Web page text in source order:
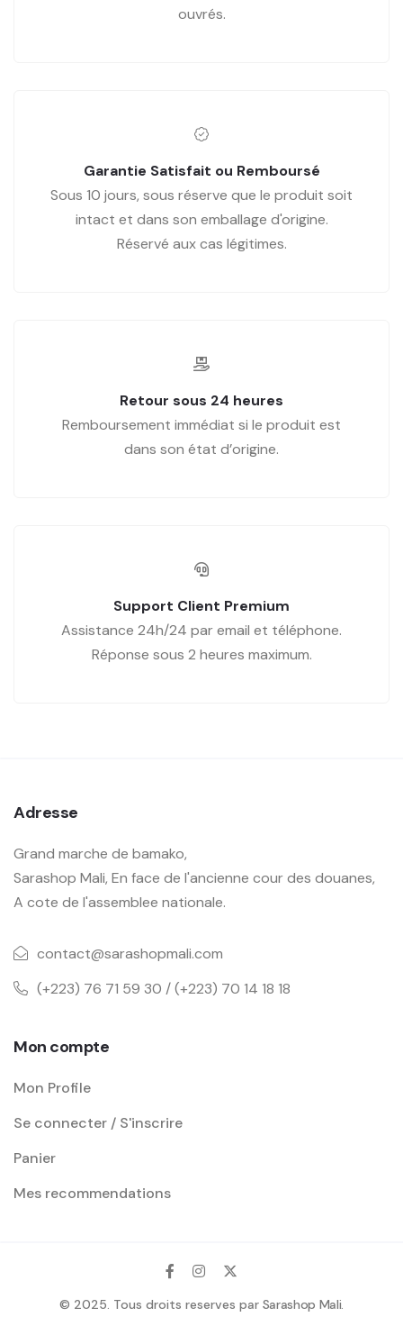
ouvrés.
Garantie Satisfait ou Remboursé
Sous 10 jours, sous réserve que le produit soit
intact et dans son emballage d'origine.
Réservé aux cas légitimes.
Retour sous 24 heures
Remboursement immédiat si le produit est
dans son état d’origine.
Support Client Premium
Assistance 24h/24 par email et téléphone.
Réponse sous 2 heures maximum.
Adresse
Grand marche de bamako,
Sarashop Mali, En face de l'ancienne cour des douanes,
A cote de l'assemblee nationale.
contact@sarashopmali.com
(+223) 76 71 59 30 / (+223) 70 14 18 18
Mon compte
Mon Profile
Se connecter / S'inscrire
Panier
Mes recommendations
© 2025. Tous droits reserves par Sarashop Mali.